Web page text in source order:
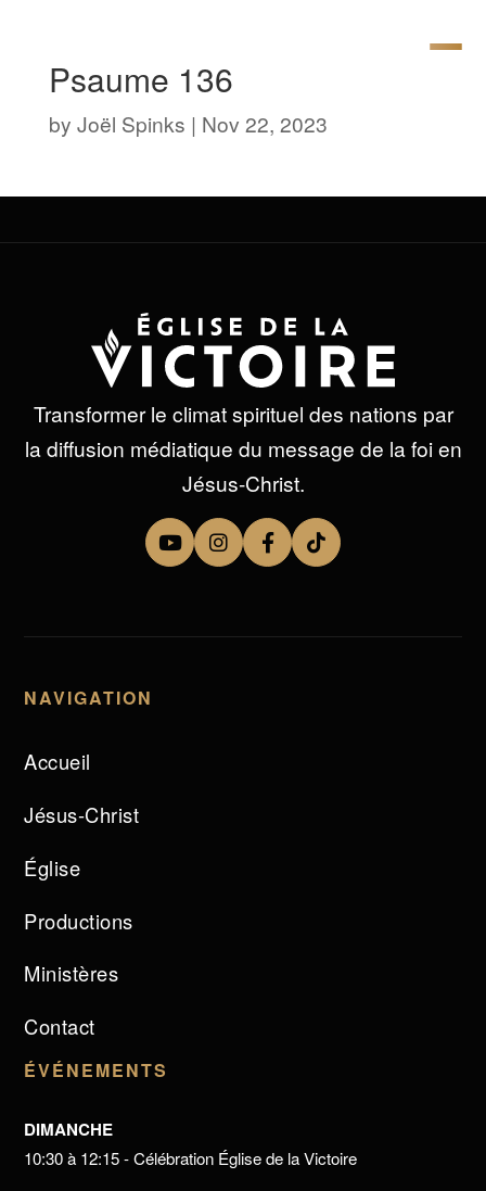
Psaume 136
by Joël Spinks | Nov 22, 2023
Transformer le climat spirituel des nations par
la diffusion médiatique du message de la foi en
Jésus-Christ.
NAVIGATION
Accueil
Jésus-Christ
Église
Productions
Ministères
Contact
ÉVÉNEMENTS
DIMANCHE
10:30 à 12:15 - Célébration Église de la Victoire